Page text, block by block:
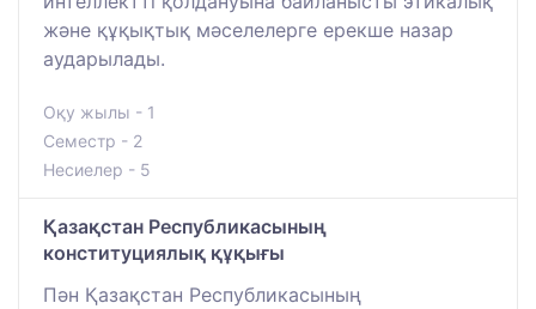
және құқықтық мәселелерге ерекше назар
аударылады.
Оқу жылы - 1
Семестр - 2
Несиелер - 5
Қазақстан Республикасының
конституциялық құқығы
Пән Қазақстан Республикасының